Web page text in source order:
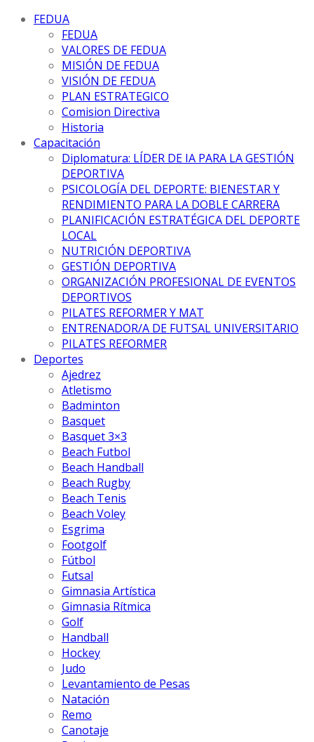
FEDUA
FEDUA
VALORES DE FEDUA
MISIÓN DE FEDUA
VISIÓN DE FEDUA
PLAN ESTRATEGICO
Comision Directiva
Historia
Capacitación
Diplomatura: LÍDER DE IA PARA LA GESTIÓN
DEPORTIVA
PSICOLOGÍA DEL DEPORTE: BIENESTAR Y
RENDIMIENTO PARA LA DOBLE CARRERA
PLANIFICACIÓN ESTRATÉGICA DEL DEPORTE
LOCAL
NUTRICIÓN DEPORTIVA
GESTIÓN DEPORTIVA
ORGANIZACIÓN PROFESIONAL DE EVENTOS
DEPORTIVOS
PILATES REFORMER Y MAT
ENTRENADOR/A DE FUTSAL UNIVERSITARIO
PILATES REFORMER
Deportes
Ajedrez
Atletismo
Badminton
Basquet
Basquet 3×3
Beach Futbol
Beach Handball
Beach Rugby
Beach Tenis
Beach Voley
Esgrima
Footgolf
Fútbol
Futsal
Gimnasia Artística
Gimnasia Rítmica
Golf
Handball
Hockey
Judo
Levantamiento de Pesas
Natación
Remo
Canotaje